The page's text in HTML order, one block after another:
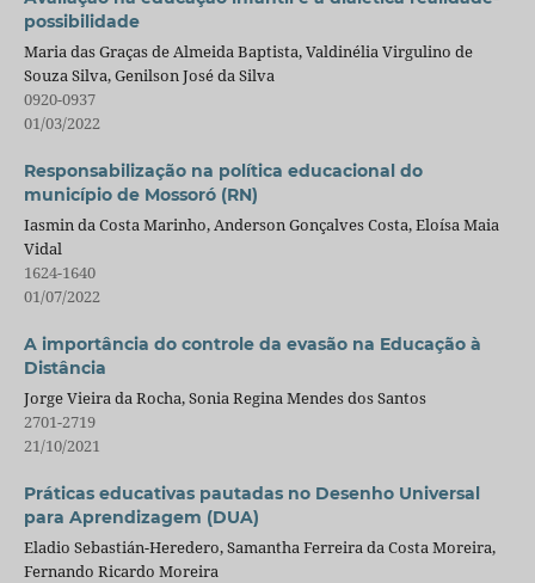
possibilidade
Maria das Graças de Almeida Baptista, Valdinélia Virgulino de
Souza Silva, Genilson José da Silva
0920-0937
01/03/2022
Responsabilização na política educacional do
município de Mossoró (RN)
Iasmin da Costa Marinho, Anderson Gonçalves Costa, Eloísa Maia
Vidal
1624-1640
01/07/2022
A importância do controle da evasão na Educação à
Distância
Jorge Vieira da Rocha, Sonia Regina Mendes dos Santos
2701-2719
21/10/2021
Práticas educativas pautadas no Desenho Universal
para Aprendizagem (DUA)
Eladio Sebastián-Heredero, Samantha Ferreira da Costa Moreira,
Fernando Ricardo Moreira